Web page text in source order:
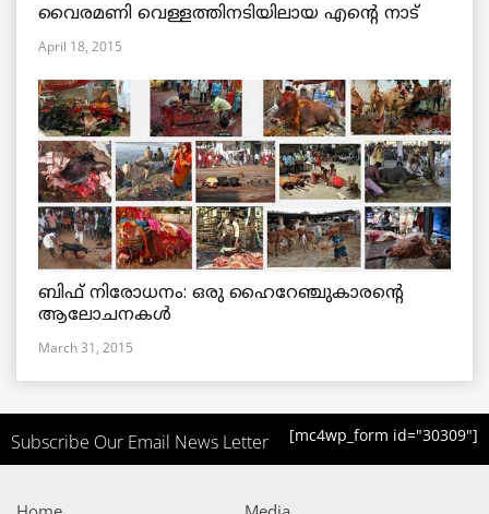
വൈരമണി വെള്ളത്തിനടിയിലായ എന്റെ നാട്
April 18, 2015
ബിഫ് നിരോധനം: ഒരു ഹൈറേഞ്ചുകാരന്റെ
ആലോചനകള്‍
March 31, 2015
Subscribe Our Email News Letter [mc4wp_form id="30309"]